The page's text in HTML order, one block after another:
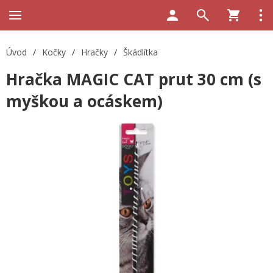
Úvod / Kočky / Hračky / Škádlítka
Hračka MAGIC CAT prut 30 cm (s
myškou a ocáskem)